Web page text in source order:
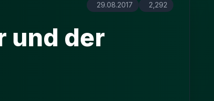
29.08.2017 2,292
und der